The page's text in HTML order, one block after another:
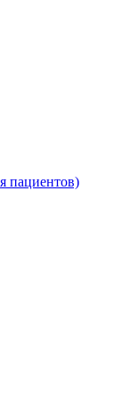
пациентов)